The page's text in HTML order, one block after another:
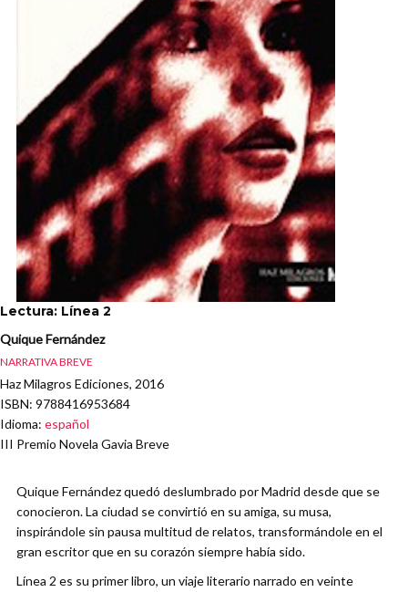
Lectura: Línea 2
Quique Fernández
NARRATIVA BREVE
Haz Milagros Ediciones, 2016
ISBN: 9788416953684
Idioma: español
III Premio Novela Gavia Breve
Quique Fernández quedó deslumbrado por Madrid desde que se
conocieron. La ciudad se convirtió en su amiga, su musa,
inspirándole sin pausa multitud de relatos, transformándole en el
gran escritor que en su corazón siempre había sido.
Línea 2 es su primer libro, un viaje literario narrado en veinte